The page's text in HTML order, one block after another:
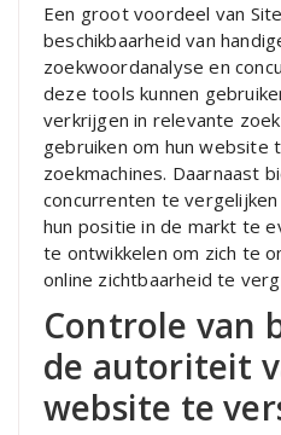
Een groot voordeel van
beschikbaarheid van
zoekwoordanalyse en
deze tools kunnen
verkrijgen in relevante
gebruiken om hun website
zoekmachines. Daarnaast
concurrenten te
hun positie in de markt te
te ontwikkelen om zich te
online zichtbaarheid te
Controle van
de autoriteit
website te